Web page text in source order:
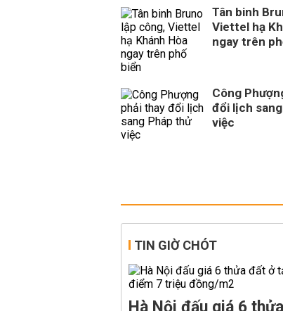
Tân binh
Viettel hạ
ngay trên
Công
đổi lịch
việc
TIN GIỜ CHÓT
Hà Nội đấu giá 6